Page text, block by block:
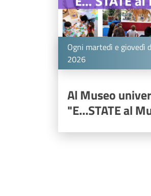
Ogni martedì e giovedì
2026
Al Museo
"E…STATE al